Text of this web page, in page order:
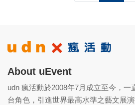
About uEvent
udn 瘋活動於2008年7月成立至今，
台角色，引進世界最高水準之藝文展